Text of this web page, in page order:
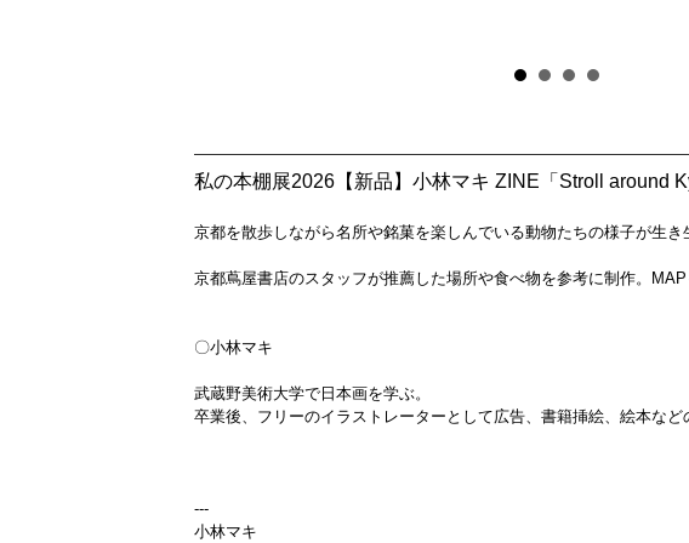
私の本棚展2026【新品】小林マキ ZINE「Stroll around
京都を散歩しながら名所や銘菓を楽しんでいる動物たちの様子が生き
京都蔦屋書店のスタッフが推薦した場所や食べ物を参考に制作。MAP
〇小林マキ
武蔵野美術大学で日本画を学ぶ。
卒業後、フリーのイラストレーターとして広告、書籍挿絵、絵本な
---
小林マキ